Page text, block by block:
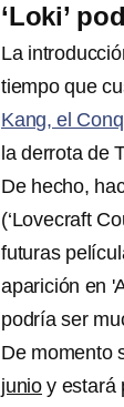
‘Loki’
La
tiempo que
Kang, el
la derrota de
De hecho,
(‘Lovecraft
futuras
aparición en
podría ser
De momento
junio y estará